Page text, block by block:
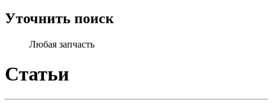
Уточнить поиск
Любая запчасть
Статьи